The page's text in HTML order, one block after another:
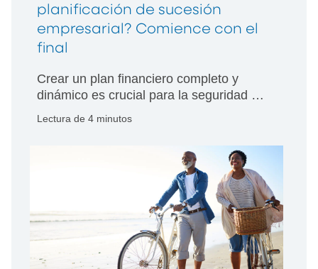
planificación de sucesión
empresarial? Comience con el
final
Crear un plan financiero completo y
dinámico es crucial para la seguridad en
Lectura de 4 minutos